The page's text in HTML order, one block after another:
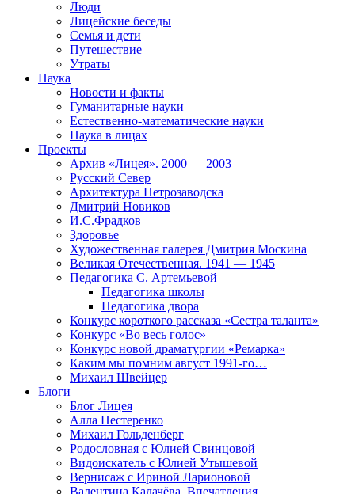
Люди
Лицейские беседы
Семья и дети
Путешествие
Утраты
Наука
Новости и факты
Гуманитарные науки
Естественно-математические науки
Наука в лицах
Проекты
Архив «Лицея». 2000 — 2003
Русский Север
Архитектура Петрозаводска
Дмитрий Новиков
И.С.Фрадков
Здоровье
Художественная галерея Дмитрия Москина
Великая Отечественная. 1941 — 1945
Педагогика С. Артемьевой
Педагогика школы
Педагогика двора
Конкурс короткого рассказа «Сестра таланта»
Конкурс «Во весь голос»
Конкурс новой драматургии «Ремарка»
Каким мы помним август 1991-го…
Михаил Швейцер
Блоги
Блог Лицея
Алла Нестеренко
Михаил Гольденберг
Родословная с Юлией Свинцовой
Видоискатель с Юлией Утышевой
Вернисаж с Ириной Ларионовой